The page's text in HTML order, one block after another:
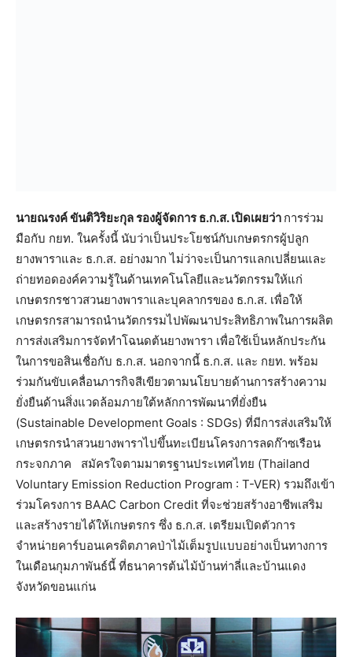
นายณรงค์ ขันติวิริยะกุล รองผู้จัดการ ธ.ก.ส. เปิดเผยว่า การร่วม
มือกับ กยท. ในครั้งนี้ นับว่าเป็นประโยชน์กับเกษตรกรผู้ปลูก
ยางพาราและ ธ.ก.ส. อย่างมาก ไม่ว่าจะเป็นการแลกเปลี่ยนและ
ถ่ายทอดองค์ความรู้ในด้านเทคโนโลยีและนวัตกรรมให้แก่
เกษตรกรชาวสวนยางพาราและบุคลากรของ ธ.ก.ส. เพื่อให้
เกษตรกรสามารถนำนวัตกรรมไปพัฒนาประสิทธิภาพในการผลิต
การส่งเสริมการจัดทำโฉนดต้นยางพารา เพื่อใช้เป็นหลักประกัน
ในการขอสินเชื่อกับ ธ.ก.ส. นอกจากนี้ ธ.ก.ส. และ กยท. พร้อม
ร่วมกันขับเคลื่อนภารกิจสีเขียวตามนโยบายด้านการสร้างความ
ยั่งยืนด้านสิ่งแวดล้อมภายใต้หลักการพัฒนาที่ยั่งยืน
(Sustainable Development Goals : SDGs) ที่มีการส่งเสริมให้
เกษตรกรนำสวนยางพาราไปขึ้นทะเบียนโครงการลดก๊าซเรือน
กระจกภาค สมัครใจตามมาตรฐานประเทศไทย (Thailand
Voluntary Emission Reduction Program : T-VER) รวมถึงเข้า
ร่วมโครงการ BAAC Carbon Credit ที่จะช่วยสร้างอาชีพเสริม
และสร้างรายได้ให้เกษตรกร ซึ่ง ธ.ก.ส. เตรียมเปิดตัวการ
จำหน่ายคาร์บอนเครดิตภาคป่าไม้เต็มรูปแบบอย่างเป็นทางการ
ในเดือนกุมภาพันธ์นี้ ที่ธนาคารต้นไม้บ้านท่าลี่และบ้านแดง
จังหวัดขอนแก่น